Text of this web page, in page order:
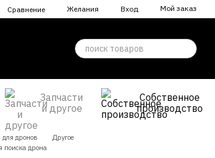
Сравнение Желания Вход Мой заказ
Запчасти
и другое
Собственное
производство
дронов
Другое
поиска дрона